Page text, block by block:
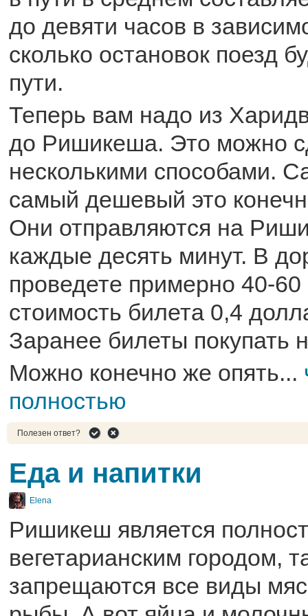
до девяти часов в
сколько остановок поезд
пути.
Теперь вам надо из
до Ришикеша. Это можно
несколькими способами.
самый дешевый это
Они отправляются на
каждые десять минут. В
проведете примерно 40-60
стоимость билета 0,4
Заранее билеты покупать
Можно конечно же опять...
полностью
Полезен ответ?
Еда и напитки
Elena
Ришикеш является
вегетарианским городом,
запрещаются все виды